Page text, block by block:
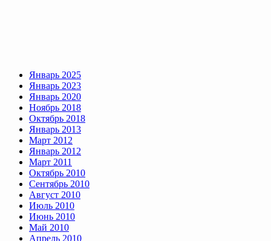
Январь 2025
Январь 2023
Январь 2020
Ноябрь 2018
Октябрь 2018
Январь 2013
Март 2012
Январь 2012
Март 2011
Октябрь 2010
Сентябрь 2010
Август 2010
Июль 2010
Июнь 2010
Май 2010
Апрель 2010